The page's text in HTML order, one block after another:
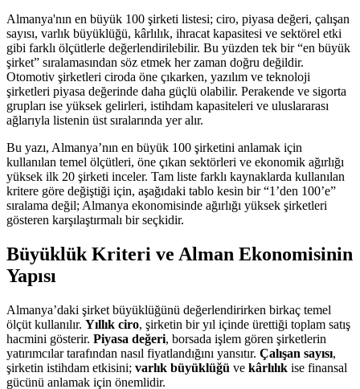
Almanya'nın en büyük 100 şirketi listesi; ciro, piyasa değeri, çalışan
sayısı, varlık büyüklüğü, kârlılık, ihracat kapasitesi ve sektörel etki
gibi farklı ölçütlerle değerlendirilebilir. Bu yüzden tek bir “en büyük
şirket” sıralamasından söz etmek her zaman doğru değildir.
Otomotiv şirketleri ciroda öne çıkarken, yazılım ve teknoloji
şirketleri piyasa değerinde daha güçlü olabilir. Perakende ve sigorta
grupları ise yüksek gelirleri, istihdam kapasiteleri ve uluslararası
ağlarıyla listenin üst sıralarında yer alır.
Bu yazı, Almanya’nın en büyük 100 şirketini anlamak için
kullanılan temel ölçütleri, öne çıkan sektörleri ve ekonomik ağırlığı
yüksek ilk 20 şirketi inceler. Tam liste farklı kaynaklarda kullanılan
kritere göre değiştiği için, aşağıdaki tablo kesin bir “1’den 100’e”
sıralama değil; Almanya ekonomisinde ağırlığı yüksek şirketleri
gösteren karşılaştırmalı bir seçkidir.
Büyüklük Kriteri ve Alman Ekonomisinin
Yapısı
Almanya’daki şirket büyüklüğünü değerlendirirken birkaç temel
ölçüt kullanılır. Yıllık ciro, şirketin bir yıl içinde ürettiği toplam satış
hacmini gösterir. Piyasa değeri, borsada işlem gören şirketlerin
yatırımcılar tarafından nasıl fiyatlandığını yansıtır. Çalışan sayısı,
şirketin istihdam etkisini; varlık büyüklüğü ve kârlılık ise finansal
gücünü anlamak için önemlidir.